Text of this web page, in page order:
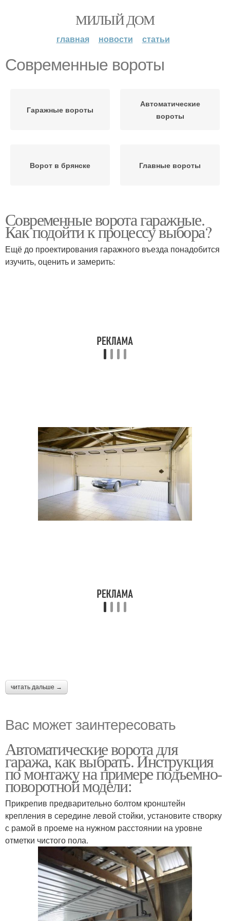
МИЛЫЙ ДОМ
главная новости статьи
Современные вороты
Гаражные вороты
Автоматические
вороты
Ворот в брянске Главные вороты
Современные ворота гаражные.
Как подойти к процессу выбора?
Ещё до проектирования гаражного въезда понадобится
изучить, оценить и замерить:
читать дальше →
Вас может заинтересовать
Автоматические ворота для
гаража, как выбрать. Инструкция
по монтажу на примере подъемно-
поворотной модели:
Прикрепив предварительно болтом кронштейн
крепления в середине левой стойки, установите створку
с рамой в проеме на нужном расстоянии на уровне
отметки чистого пола.